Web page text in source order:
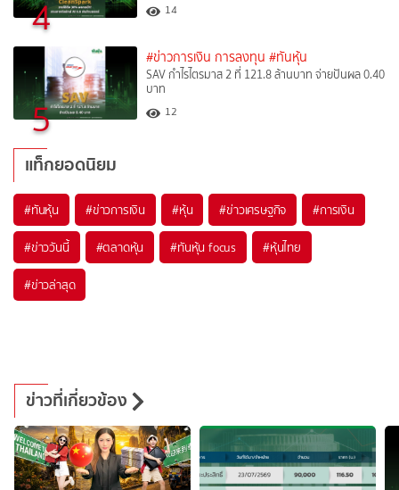
4 14
5
#ข่าวการเงิน การลงทุน #ทันหุ้น
SAV กำไรไตรมาส 2 ที่ 121.8 ล้านบาท จ่ายปันผล 0.40
บาท
12
แท็กยอดนิยม
#ทันหุ้น #ข่าวการเงิน #หุ้น #ข่าวเศรษฐกิจ #การเงิน
#ข่าววันนี้ #ตลาดหุ้น #ทันหุ้น focus #หุ้นไทย
#ข่าวล่าสุด
ข่าวที่เกี่ยวข้อง